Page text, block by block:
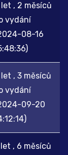
, 2 měsíců
vydání
08-16
, 3 měsíců
vydání
09-20
, 6 měsíců